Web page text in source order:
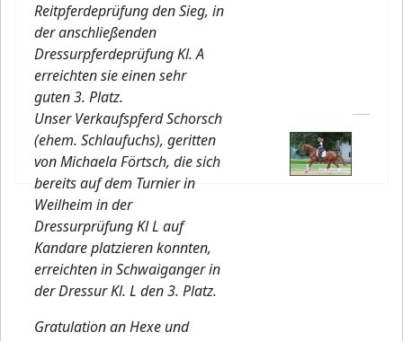
Reitpferdeprüfung den Sieg, in
der anschließenden
Dressurpferdeprüfung Kl. A
erreichten sie einen sehr
guten 3. Platz.
Unser Verkaufspferd Schorsch
(ehem. Schlaufuchs), geritten
von Michaela Förtsch, die sich
bereits auf dem Turnier in
Weilheim in der
Dressurprüfung Kl L auf
Kandare platzieren konnten,
erreichten in Schwaiganger in
der Dressur Kl. L den 3. Platz.
Gratulation an Hexe und